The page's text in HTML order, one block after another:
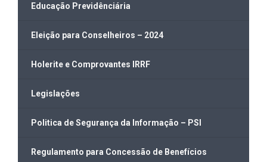
Educação Previdênciária
Eleição para Conselheiros – 2024
Holerite e Comprovantes IRRF
Legislações
Politica de Segurança da Informação – PSI
Regulamento para Concessão de Benefícios